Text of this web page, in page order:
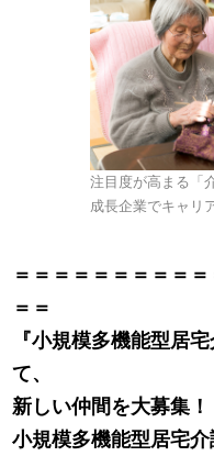
注目度が高まる「
成長企業でキャリ
＝＝＝＝＝＝＝＝＝
＝＝
『小規模多機能型居
て、
新しい仲間を大募集！
小規模多機能型居宅